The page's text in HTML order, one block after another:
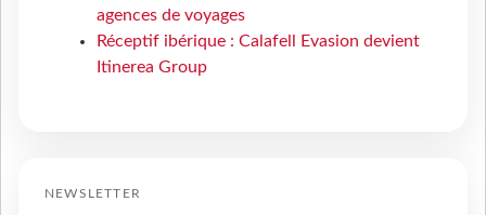
agences de voyages
Réceptif ibérique : Calafell Evasion devient
Itinerea Group
NEWSLETTER